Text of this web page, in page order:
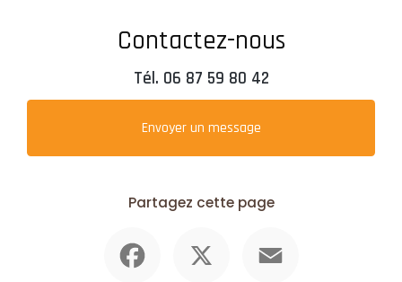
Contactez-nous
Tél. 06 87 59 80 42
Envoyer un message
Partagez cette page